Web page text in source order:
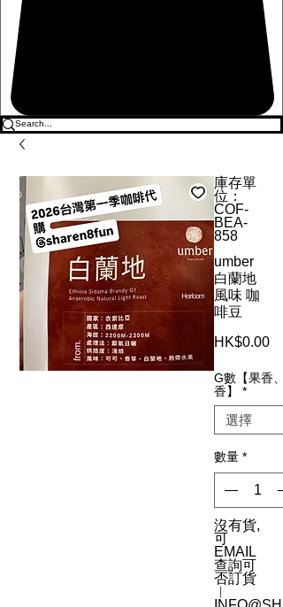
庫存單
位：
COF-
BEA-
858
umber
白蘭地
風味 咖
啡豆
HK$0.00價
G數【果香、
香】
*
數量 *
沒有貨,
可
EMAIL
查詢可
否訂貨
︳